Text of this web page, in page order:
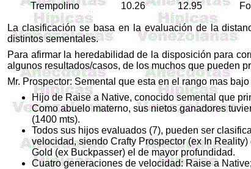
Trempolino
10.26 12.95
La clasificación se basa en la evaluación de la
distintos sementales.
Para afirmar la heredabilidad de la disposición para
algunos resultados/casos, de los muchos que pueden
Mr. Prospector: Semental que esta en el rango mas
Hijo de Raise a Native, conocido semental que
Como abuelo materno, sus nietos ganadores
(1400 mts).
Todos sus hijos evaluados (7), pueden ser
velocidad, siendo Crafty Prospector (ex In
Gold (ex Buckpasser) el de mayor profundidad.
Cuatro generaciones de velocidad: Raise a